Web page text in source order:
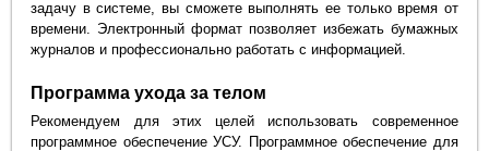
задачу в системе, вы сможете выполнять ее только время от
времени. Электронный формат позволяет избежать бумажных
журналов и профессионально работать с информацией.
Программа ухода за телом
Рекомендуем для этих целей использовать современное
программное обеспечение УСУ. Программное обеспечение для